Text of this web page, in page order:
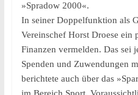
»Spradow 2000«.
In seiner Doppelfunktion als
Vereinschef Horst Droese ein
Finanzen vermelden. Das sei
Spenden und Zuwendungen
berichtete auch über das